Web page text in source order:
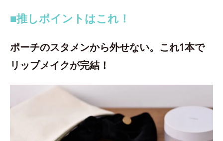
■推しポイントはこれ！
ポーチのスタメンから外せない。これ1本で
リップメイクが完結！